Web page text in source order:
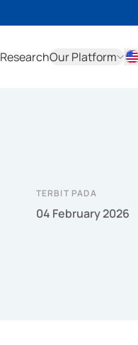
ResearchOur Platform
TERBIT PADA
04 February 2026